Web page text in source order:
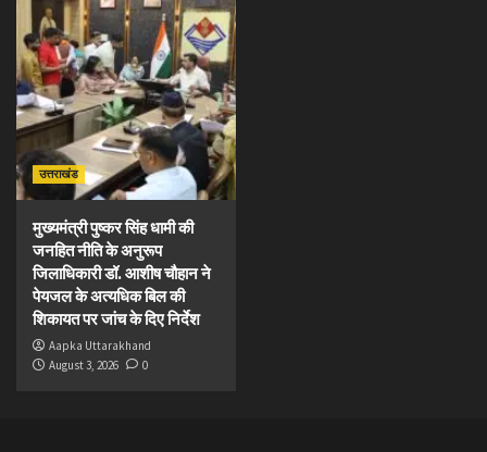
उत्तराखंड
मुख्यमंत्री पुष्कर सिंह धामी की
जनहित नीति के अनुरूप
जिलाधिकारी डॉ. आशीष चौहान ने
पेयजल के अत्यधिक बिल की
शिकायत पर जांच के दिए निर्देश
Aapka Uttarakhand
August 3, 2026
0